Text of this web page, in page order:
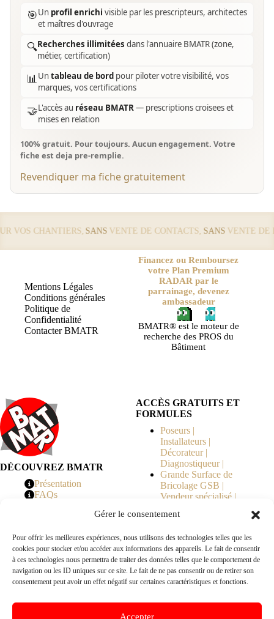
Gérer le consentement
Pour offrir les meilleures expériences, nous utilisons des technologies telles que les
cookies pour stocker et/ou accéder aux informations des appareils. Le fait de consentir
à ces technologies nous permettra de traiter des données telles que le comportement de
navigation ou les ID uniques sur ce site. Le fait de ne pas consentir ou de retirer son
consentement peut avoir un effet négatif sur certaines caractéristiques et fonctions.
Accepter
🎯Un profil enrichi visible par les prescripteurs, architectes
et maîtres d'ouvrage
🔍Recherches illimitées dans l'annuaire BMATR (zone,
métier, certification)
📊Untableau de bord pour piloter votre visibilité, vos
marques, vos certifications
🤝L'accès au réseau BMATR— prescriptions croisees et
mises en relation
100% gratuit. Pour toujours. Aucun engagement. Votre
fiche est deja pre-remplie.
Revendiquer ma fiche gratuitement
CHANTIERS, SANSVENTE DE CONTACTS,SANSVENTE DE
Mentions Légales
Conditions générales
Politique de
Confidentialité
Contacter BMATR
Financez ou Remboursez
votre Plan Premium
RADAR par le
parrainage, devenez
ambassadeur
BMATR® est le moteur de
recherche des PROS du
Bâtiment
DÉCOUVREZ BMATR
Présentation
FAQs
ACCÈS GRATUITS ET
FORMULES
Poseurs |
Installateurs |
Décorateur |
Diagnostiqueur |
Grande Surface de
Bricolage GSB |
Vendeur spécialisé |
Copropriété | MOE |
en Travaux |
Fabricants | Marque |
© 2026 BMATR® — Tous droits réservés.